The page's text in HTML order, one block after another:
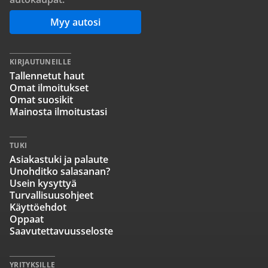
Myy autosi
KIRJAUTUNEILLE
Tallennetut haut
Omat ilmoitukset
Omat suosikit
Mainosta ilmoitustasi
TUKI
Asiakastuki ja palaute
Unohditko salasanan?
Usein kysyttyä
Turvallisuusohjeet
Käyttöehdot
Oppaat
Saavutettavuusseloste
YRITYKSILLE